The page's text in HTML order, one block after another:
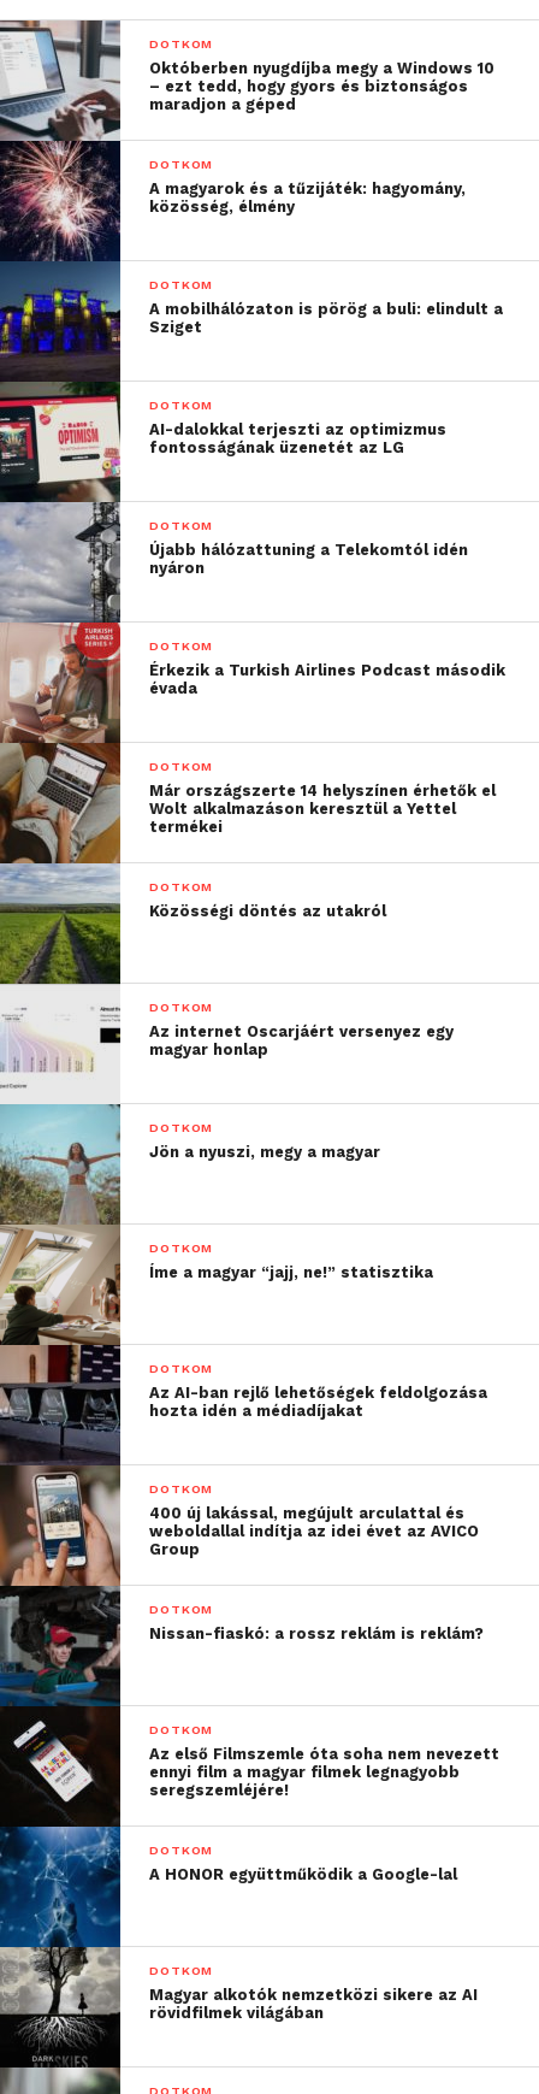
DOTKOM
Októberben nyugdíjba megy a Windows 10
– ezt tedd, hogy gyors és biztonságos
maradjon a géped
DOTKOM
A magyarok és a tűzijáték: hagyomány,
közösség, élmény
DOTKOM
A mobilhálózaton is pörög a buli: elindult a
Sziget
DOTKOM
AI-dalokkal terjeszti az optimizmus
fontosságának üzenetét az LG
DOTKOM
Újabb hálózattuning a Telekomtól idén
nyáron
DOTKOM
Érkezik a Turkish Airlines Podcast második
évada
DOTKOM
Már országszerte 14 helyszínen érhetők el
Wolt alkalmazáson keresztül a Yettel
termékei
DOTKOM
Közösségi döntés az utakról
DOTKOM
Az internet Oscarjáért versenyez egy
magyar honlap
DOTKOM
Jön a nyuszi, megy a magyar
DOTKOM
Íme a magyar “jajj, ne!” statisztika
DOTKOM
Az AI-ban rejlő lehetőségek feldolgozása
hozta idén a médiadíjakat
DOTKOM
400 új lakással, megújult arculattal és
weboldallal indítja az idei évet az AVICO
Group
DOTKOM
Nissan-fiaskó: a rossz reklám is reklám?
DOTKOM
Az első Filmszemle óta soha nem nevezett
ennyi film a magyar filmek legnagyobb
seregszemléjére!
DOTKOM
A HONOR együttműködik a Google-lal
DOTKOM
Magyar alkotók nemzetközi sikere az AI
rövidfilmek világában